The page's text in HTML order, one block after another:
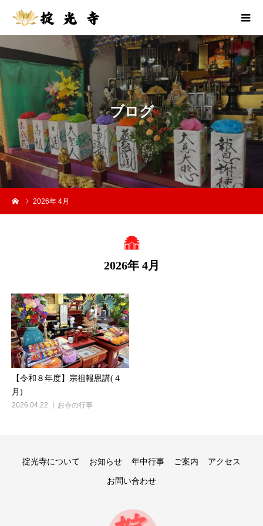
ブログ
2026年 4月
2026年 4月
【令和８年度】宗祖報恩講(４
月)
2026.04.22 お寺の行事
掟光寺について お知らせ 年中行事 ご案内 アクセス
お問い合わせ